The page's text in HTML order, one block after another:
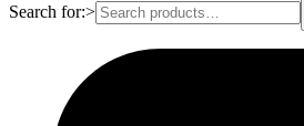
Search for:>